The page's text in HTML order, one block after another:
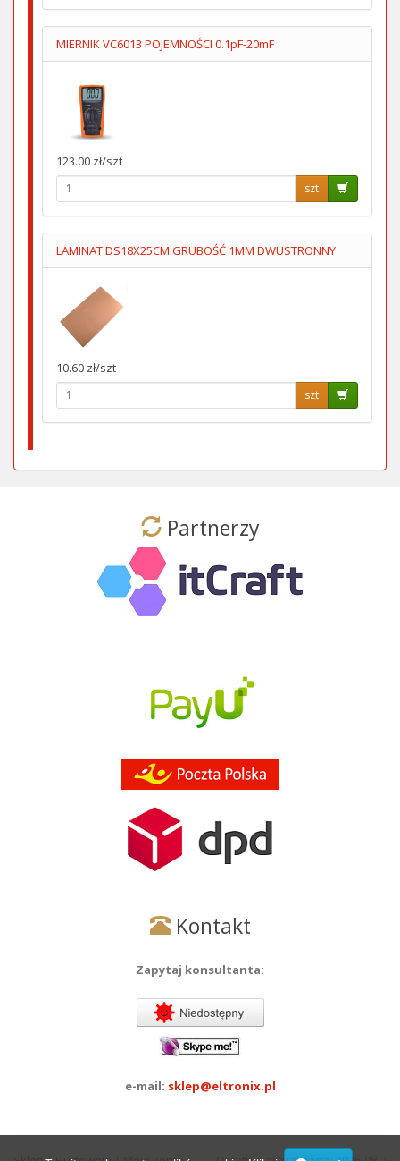
MIERNIK VC6013 POJEMNOŚCI 0.1pF-20mF
123.00 zł/szt
szt
LAMINAT DS18X25CM GRUBOŚĆ 1MM DWUSTRONNY
10.60 zł/szt
szt
Partnerzy
Kontakt
Zapytaj konsultanta:
e-mail: sklep@eltronix.pl